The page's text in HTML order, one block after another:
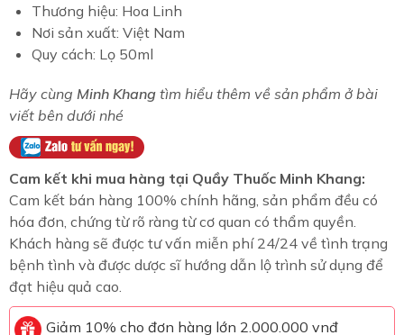
Thương hiệu: Hoa Linh
Nơi sản xuất: Việt Nam
Quy cách: Lọ 50ml
Hãy cùng Minh Khang tìm hiểu thêm về sản phẩm ở bài
viết bên dưới nhé
Cam kết khi mua hàng tại Quầy Thuốc Minh Khang:
Cam kết bán hàng 100% chính hãng, sản phẩm đều có
hóa đơn, chứng từ rõ ràng từ cơ quan có thẩm quyền.
Khách hàng sẽ được tư vấn miễn phí 24/24 về tình trạng
bệnh tình và được dược sĩ hướng dẫn lộ trình sử dụng để
đạt hiệu quả cao.
Giảm 10% cho đơn hàng lớn 2.000.000 vnđ